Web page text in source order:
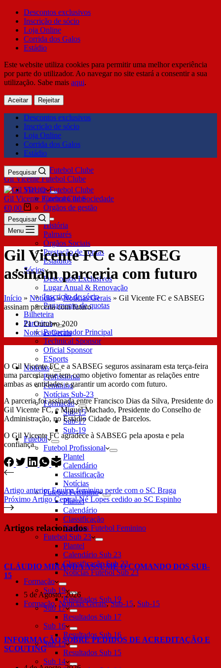
Descontos exclusivos
Inscrição de sócio
Loja Online
Corrida dos Galos
Estádio
Este website utiliza cookies para permitir uma melhor experiência
por parte do utilizador. Ao navegar no site estará a consentir a sua
utilização. Sabe mais aqui.
Aceitar Rejeitar
Descontos exclusivos
Inscrição de sócio
Loja Online
Corrida dos Galos
Estádio
Gil Vicente Futebol Clube
Pesquisar
SDUQ
Contrato de Sociedade
Órgãos de gestão
Clube
História
Palmarés
Órgãos Sociais
Prestação de contas
Estatutos
Sócios
Descontos Exclusivos
Lugar Anual & Renovação
Inscrição de sócio
Pagamento de quotas
Bilheteira
Parceiros
Patrocinador Principal
Technical Sponsor
Oficial Sponsor
ESports
Notícias
Profissional
Feminino
Notícias Sub-23
Formação
Sub-15
Sub-17
Sub-19
Futebol
Futebol Profissional
Plantel
Calendário
Classificação
Notícias
Futebol Feminino
Plantel
Calendário
Classificação
Notícias Futebol Feminino
Futebol Sub 23
Plantel
Calendário Sub 23
Classificação Sub 23
Notícias Futebol Sub 23
Formação
Sub 19
Resultados Sub 19
Sub 17
Resultados Sub 17
Sub 16
Resultados Sub 16
Sub 15
Resultados Sub 15
Sub 14
Gil Vicente Futebol Clube
€0,00
Pesquisar
Menu
Gil Vicente FC e SABSEG
assinam parceria com futuro
Início » Notícias»Notícias Gerais » Gil Vicente FC e SABSEG
assinam parceria com futuro
21 Outubro 2020
Notícias Gerais
O Gil Vicente FC e a SABSEG seguros assinaram esta terça-feira
uma parceria que tem como objetivo fomentar as relações entre
ambas as entidades e garantir um acordo com futuro.
A parceria foi assinada entre Francisco Dias da Silva, Presidente do
Gil Vicente FC, e Miguel Machado, Presidente do Conselho de
Administração, no Estádio Cidade de Barcelos.
O Gil Vicente FC agradece à SABSEG pela aposta e pela
confiança.
Artigo anteriorEquipa feminina perde com o SC Braga
Próximo Artigo Central Né Lopes cedido ao SC Espinho
Artigos relacionados
CLÁUDIO MIRANDA ASSUME O COMANDO DOS SUB-
15
5 de Agosto, 2026
Formação,Notícias Gerais,Sub-15, Sub-15
INFORMAÇÃO SOBRE PEDIDOS DE ACREDITAÇÃO E
SCOUTING